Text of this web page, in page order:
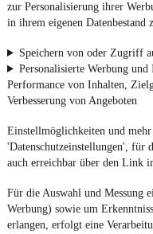
zur Personalisierung ihrer
in ihrem eigenen Datenbestand
Speichern von oder Zugriff
Personalisierte Werbung
Performance von Inhalten,
Verbesserung von Angeboten
Einstellmöglichkeiten und
'Datenschutzeinstellungen',
auch erreichbar über den Link
Für die Auswahl und Messung
Werbung) sowie um
erlangen, erfolgt eine
Report Security
VonAuto verkaufen